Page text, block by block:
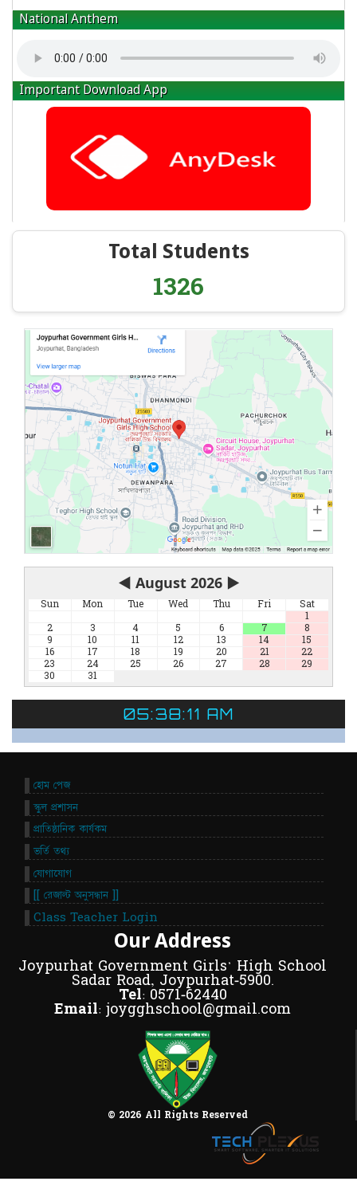
National Anthem
Important Download App
Total Students
1326
◀ August 2026 ▶
Sun Mon Tue Wed Thu Fri
Sat
1
2
3 4 5 6 7
8
9
10 11 12 13 14
15
16
17 18 19 20 21
22
23
24 25 26 27 28
29
30
31
05:38:11 AM
© 2026 All Rights Reserved
Our Address
Joypurhat Government Girls' High School
Sadar Road, Joypurhat-5900.
Tel: 0571-62440
Email: joygghschool@gmail.com
হোম পেজ
স্কুল প্রশাসন
প্রাতিষ্ঠানিক কার্যকম
ভর্তি তথ্য
যোগাযোগ
[[ রেজাল্ট অনুসন্ধান ]]
Class Teacher Login